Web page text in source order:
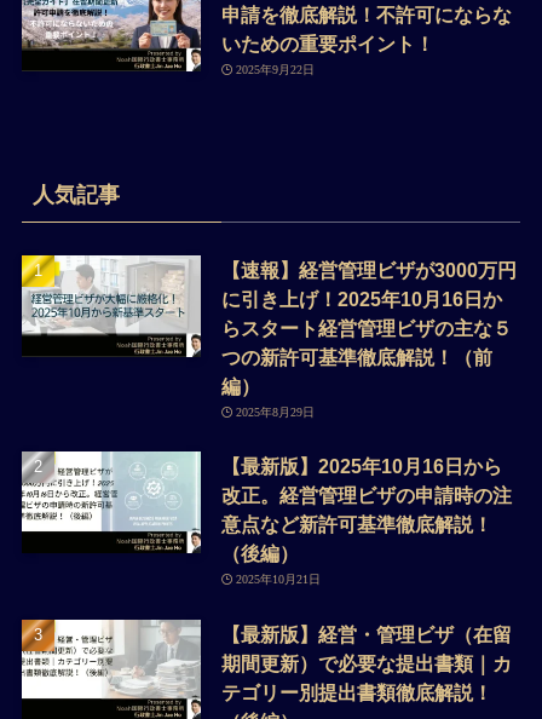
申請を徹底解説！不許可にならな
いための重要ポイント！
2025年9月22日
人気記事
【速報】経営管理ビザが3000万円
に引き上げ！2025年10月16日か
らスタート経営管理ビザの主な５
つの新許可基準徹底解説！（前
編）
2025年8月29日
【最新版】2025年10月16日から
改正。経営管理ビザの申請時の注
意点など新許可基準徹底解説！
（後編）
2025年10月21日
【最新版】経営・管理ビザ（在留
期間更新）で必要な提出書類｜カ
テゴリー別提出書類徹底解説！